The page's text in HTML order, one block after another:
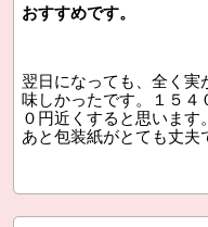
おすすめです。
翌日になっても、全く
味しかったです。１５４
０円近くすると思います
あと包装紙がとても丈夫